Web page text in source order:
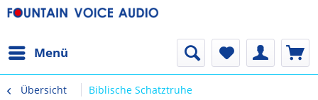
Menü
Übersicht Biblische Schatztruhe